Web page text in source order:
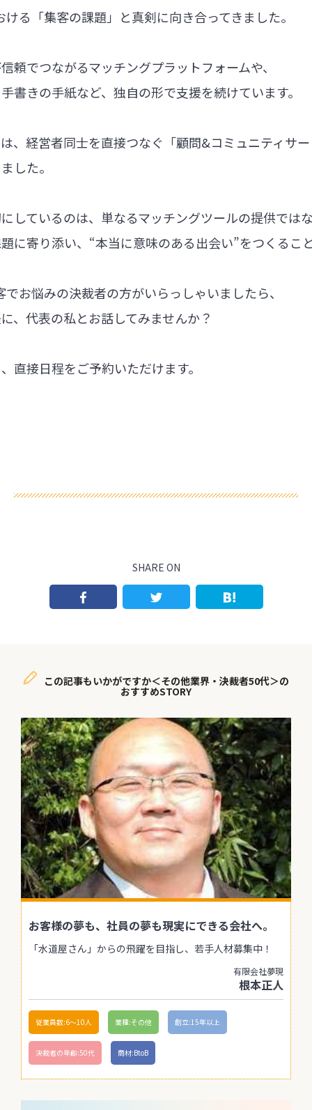
る「集客の課題」と真剣に向き合ってきました。
頼でつながるマッチングプラットフォームや、
書きの手紙など、独自の形で支援を続けています。
、経営者同士を直接つなぐ「顧問&コミュニティサ
した。
しているのは、単なるマッチングツールの提供では
に寄り添い、“本当に意味のある出会い”をつくるこ
お悩みの決裁者の方がいらっしゃいましたら、
、代表の私とお話してみませんか？
直接日程をご予約いただけます。
SHARE ON
この記事もいかがですか＜その他業界・決裁者50代＞の
おすすめSTORY
お客様の夢も、社員の夢も現実にできる会社へ。
「水道屋さん」からの飛躍を目指し、若手人材募集中！
有限会社夢現
根本正人
従業員数:6～10人 業種:その他 創立:15年以上
決裁者の年齢:50代 商材:BtoB